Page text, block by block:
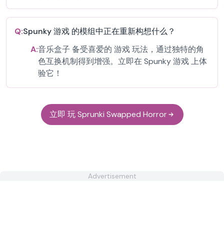
Q:Spunky 游戏 的模组中正在重新构想什么？
A:音乐盒子 备受喜爱的 游戏 玩法，通过独特的角
色互换机制得到增强。立即在 Spunky 游戏 上体
验它！
立即 玩 Sprunki Swapped Horror
Advertisement